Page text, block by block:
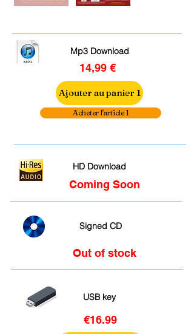
Mp3 Download
14,99 €
Ajouter au panier 1
Acheter l'article 1
HD Download
Coming Soon
Signed CD
Out of stock
USB key
€16.99